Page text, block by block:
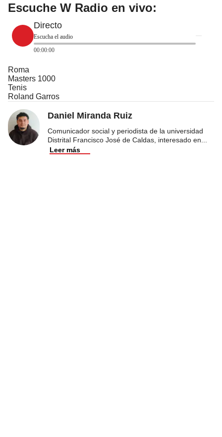
Escuche W Radio en vivo:
Directo
Escucha el audio
00:00:00
Roma
Masters 1000
Tenis
Roland Garros
Daniel Miranda Ruiz
Comunicador social y periodista de la universidad
Distrital Francisco José de Caldas, interesado en
Leer más